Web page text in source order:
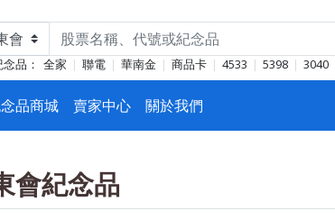
品： 全家 聯電 華南金 商品卡 4533 5398 3040
品商城 賣家中心 關於我們
會紀念品